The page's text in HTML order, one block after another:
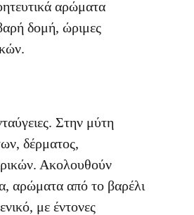
αρώματα
δομή, ώριμες
Στην μύτη
δέρματος,
Ακολουθούν
αρώματα από το βαρέλι
με έντονες